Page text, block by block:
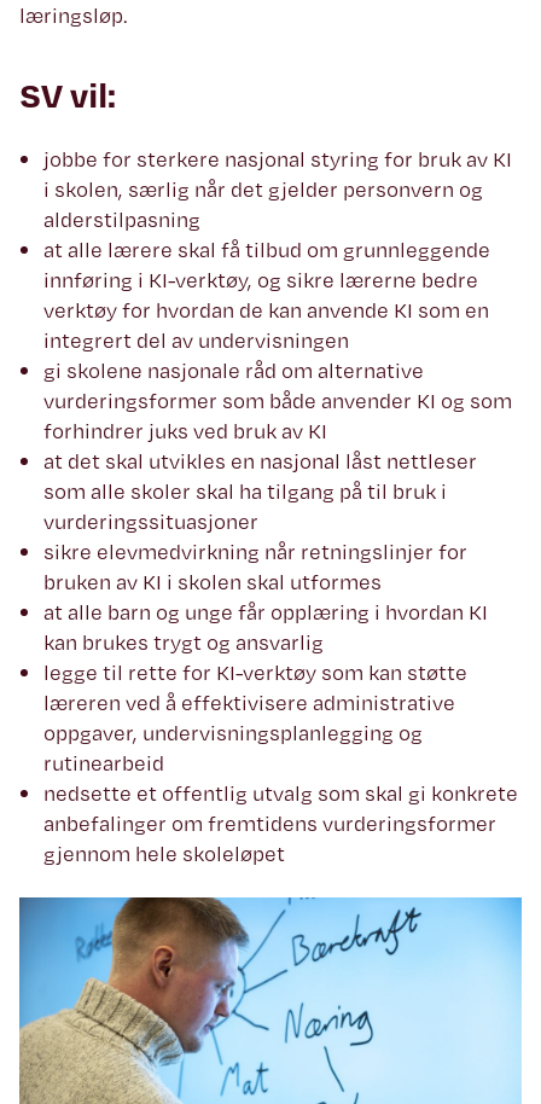
læringsløp.
SV vil:
jobbe for sterkere nasjonal styring for bruk av KI
i skolen, særlig når det gjelder personvern og
alderstilpasning
at alle lærere skal få tilbud om grunnleggende
innføring i KI-verktøy, og sikre lærerne bedre
verktøy for hvordan de kan anvende KI som en
integrert del av undervisningen
gi skolene nasjonale råd om alternative
vurderingsformer som både anvender KI og som
forhindrer juks ved bruk av KI
at det skal utvikles en nasjonal låst nettleser
som alle skoler skal ha tilgang på til bruk i
vurderingssituasjoner
sikre elevmedvirkning når retningslinjer for
bruken av KI i skolen skal utformes
at alle barn og unge får opplæring i hvordan KI
kan brukes trygt og ansvarlig
legge til rette for KI-verktøy som kan støtte
læreren ved å effektivisere administrative
oppgaver, undervisningsplanlegging og
rutinearbeid
nedsette et offentlig utvalg som skal gi konkrete
anbefalinger om fremtidens vurderingsformer
gjennom hele skoleløpet